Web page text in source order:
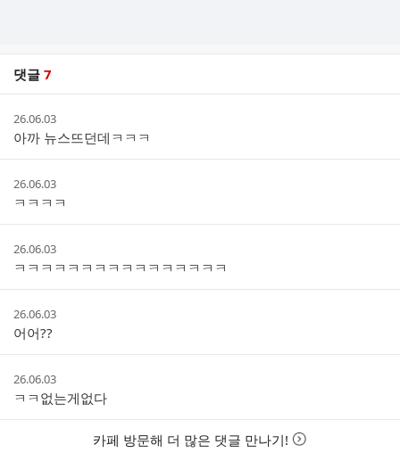
댓글 7
스
작
성
시
간
26.06.03
아까 뉴스뜨던데ㅋㅋㅋ
작
성
시
간
26.06.03
ㅋㅋㅋㅋ
작
성
시
간
26.06.03
ㅋㅋㅋㅋㅋㅋㅋㅋㅋㅋㅋㅋㅋㅋㅋㅋ
작
성
시
간
26.06.03
어어??
작
성
시
간
26.06.03
ㅋㅋ없는게없다
카페 방문해 더 많은 댓글 만나기!